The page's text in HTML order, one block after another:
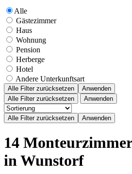
Alle
Gästezimmer
Haus
Wohnung
Pension
Herberge
Hotel
Andere Unterkunftsart
Alle Filter zurücksetzen
Anwenden
Alle Filter zurücksetzen
Anwenden
14
in Wunstorf